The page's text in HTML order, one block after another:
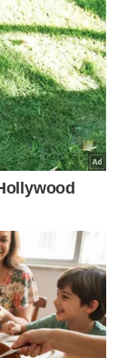
e ajuda na
por que ele está
espaço.
artificial